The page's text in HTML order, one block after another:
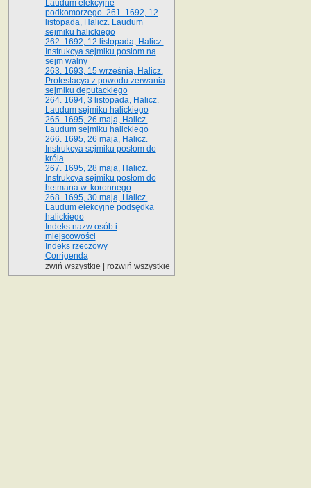
Laudum elekcyjne
podkomorzego. 261. 1692, 12
listopada, Halicz. Laudum
sejmiku halickiego
262. 1692, 12 listopada, Halicz.
Instrukcya sejmiku posłom na
sejm walny
263. 1693, 15 września, Halicz.
Protestacya z powodu zerwania
sejmiku deputackiego
264. 1694, 3 listopada, Halicz.
Laudum sejmiku halickiego
265. 1695, 26 maja, Halicz.
Laudum sejmiku halickiego
266. 1695, 26 maja, Halicz.
Instrukcya sejmiku posłom do
króla
267. 1695, 28 maja, Halicz.
Instrukcya sejmiku posłom do
hetmana w. koronnego
268. 1695, 30 maja, Halicz.
Laudum elekcyjne podsędka
halickiego
Indeks nazw osób i
miejscowości
Indeks rzeczowy
Corrigenda
zwiń wszystkie
rozwiń wszystkie